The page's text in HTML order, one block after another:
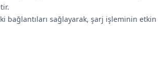
bağlantıları sağlayarak, şarj işleminin etkin